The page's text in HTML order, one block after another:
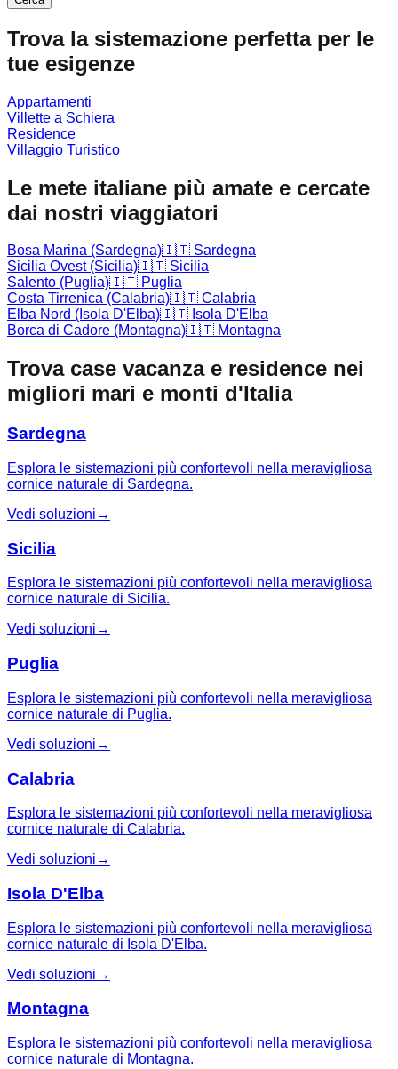
Trova la sistemazione perfetta per le
tue esigenze
Appartamenti
Villette a Schiera
Residence
Villaggio Turistico
Le mete italiane più amate e cercate
dai nostri viaggiatori
Bosa Marina (Sardegna)🇮🇹 Sardegna
Sicilia Ovest (Sicilia)🇮🇹 Sicilia
Salento (Puglia)🇮🇹 Puglia
Costa Tirrenica (Calabria)🇮🇹 Calabria
Elba Nord (Isola D'Elba)🇮🇹 Isola D'Elba
Borca di Cadore (Montagna)🇮🇹 Montagna
Trova case vacanza e residence nei
migliori mari e monti d'Italia
Sardegna
Esplora le sistemazioni più confortevoli nella meravigliosa
cornice naturale di Sardegna.
Vedi soluzioni →
Sicilia
Esplora le sistemazioni più confortevoli nella meravigliosa
cornice naturale di Sicilia.
Vedi soluzioni →
Puglia
Esplora le sistemazioni più confortevoli nella meravigliosa
cornice naturale di Puglia.
Vedi soluzioni →
Calabria
Esplora le sistemazioni più confortevoli nella meravigliosa
cornice naturale di Calabria.
Vedi soluzioni →
Isola D'Elba
Esplora le sistemazioni più confortevoli nella meravigliosa
cornice naturale di Isola D'Elba.
Vedi soluzioni →
Montagna
Esplora le sistemazioni più confortevoli nella meravigliosa
cornice naturale di Montagna.